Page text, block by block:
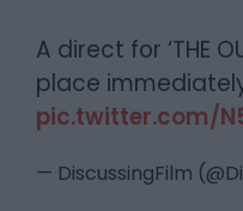
A direct for ‘THE
place
pic.twitter.com/
— DiscussingFilm